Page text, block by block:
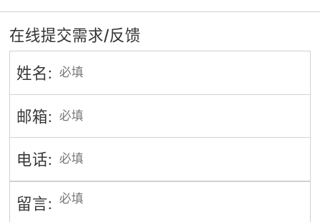
在线提交需求/反馈
姓名:
邮箱:
电话:
留言: